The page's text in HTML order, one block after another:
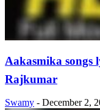
Aakasmika songs
Rajkumar
Swamy - December 2,